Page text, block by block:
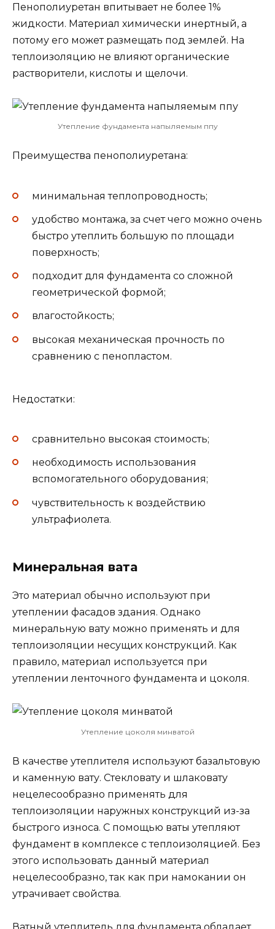
Пенополиуретан впитывает не более 1%
жидкости. Материал химически инертный, а
потому его может размещать под землей. На
теплоизоляцию не влияют органические
растворители, кислоты и щелочи.
Утепление фундамента напыляемым ппу
Преимущества пенополиуретана:
минимальная теплопроводность;
удобство монтажа, за счет чего можно очень
быстро утеплить большую по площади
поверхность;
подходит для фундамента со сложной
геометрической формой;
влагостойкость;
высокая механическая прочность по
сравнению с пенопластом.
Недостатки:
сравнительно высокая стоимость;
необходимость использования
вспомогательного оборудования;
чувствительность к воздействию
ультрафиолета.
Минеральная вата
Это материал обычно используют при
утеплении фасадов здания. Однако
минеральную вату можно применять и для
теплоизоляции несущих конструкций. Как
правило, материал используется при
утеплении ленточного фундамента и цоколя.
Утепление цоколя минватой
В качестве утеплителя используют базальтовую
и каменную вату. Стекловату и шлаковату
нецелесообразно применять для
теплоизоляции наружных конструкций из-за
быстрого износа. С помощью ваты утепляют
фундамент в комплексе с теплоизоляцией. Без
этого использовать данный материал
нецелесообразно, так как при намокании он
утрачивает свойства.